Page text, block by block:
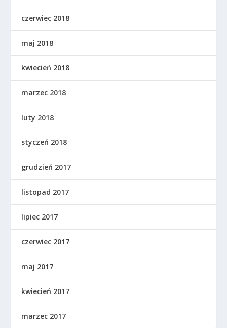
czerwiec 2018
maj 2018
kwiecień 2018
marzec 2018
luty 2018
styczeń 2018
grudzień 2017
listopad 2017
lipiec 2017
czerwiec 2017
maj 2017
kwiecień 2017
marzec 2017